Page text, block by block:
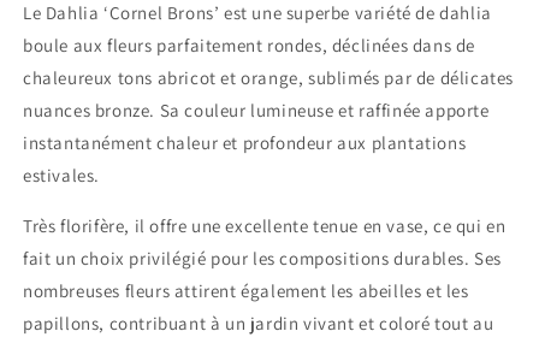
Brons
Brons
Le Dahlia ‘Cornel Brons’ est une superbe variété de dahlia
boule aux fleurs parfaitement rondes, déclinées dans de
chaleureux tons abricot et orange, sublimés par de délicates
nuances bronze. Sa couleur lumineuse et raffinée apporte
instantanément chaleur et profondeur aux plantations
estivales.
Très florifère, il offre une excellente tenue en vase, ce qui en
fait un choix privilégié pour les compositions durables. Ses
nombreuses fleurs attirent également les abeilles et les
papillons, contribuant à un jardin vivant et coloré tout au